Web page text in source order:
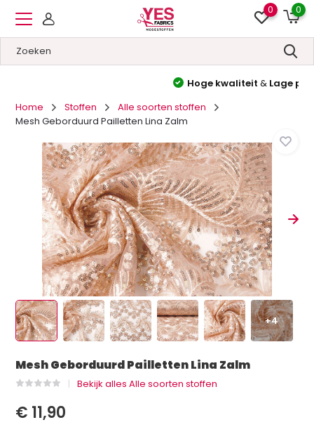
0 0
&Lage prijzen
Home
Stoffen
Alle soorten stoffen
Mesh Geborduurd Pailletten Lina Zalm
+4
Mesh Geborduurd Pailletten Lina Zalm
Bekijk alles Alle soorten stoffen
€ 11,90